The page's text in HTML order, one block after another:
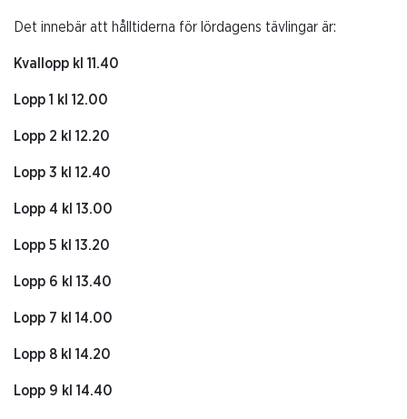
Det innebär att hålltiderna för lördagens tävlingar är:
Kvallopp kl 11.40
Lopp 1 kl 12.00
Lopp 2 kl 12.20
Lopp 3 kl 12.40
Lopp 4 kl 13.00
Lopp 5 kl 13.20
Lopp 6 kl 13.40
Lopp 7 kl 14.00
Lopp 8 kl 14.20
Lopp 9 kl 14.40